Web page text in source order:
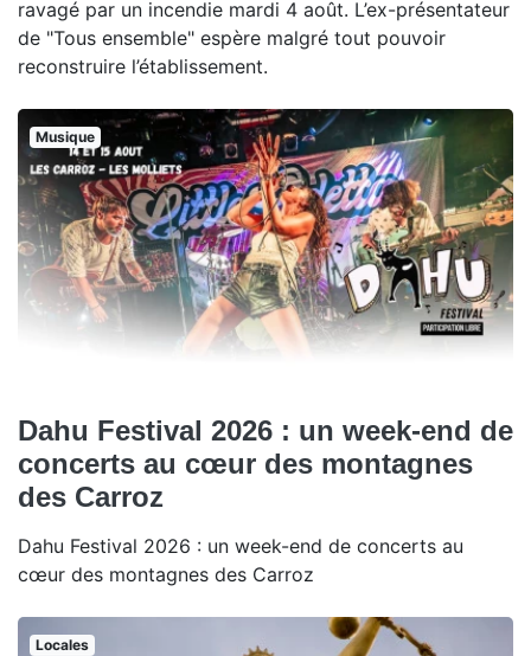
ravagé par un incendie mardi 4 août. L’ex-présentateur
de "Tous ensemble" espère malgré tout pouvoir
reconstruire l’établissement.
Musique
Dahu Festival 2026 : un week-end de
concerts au cœur des montagnes
des Carroz
Dahu Festival 2026 : un week-end de concerts au
cœur des montagnes des Carroz
Locales